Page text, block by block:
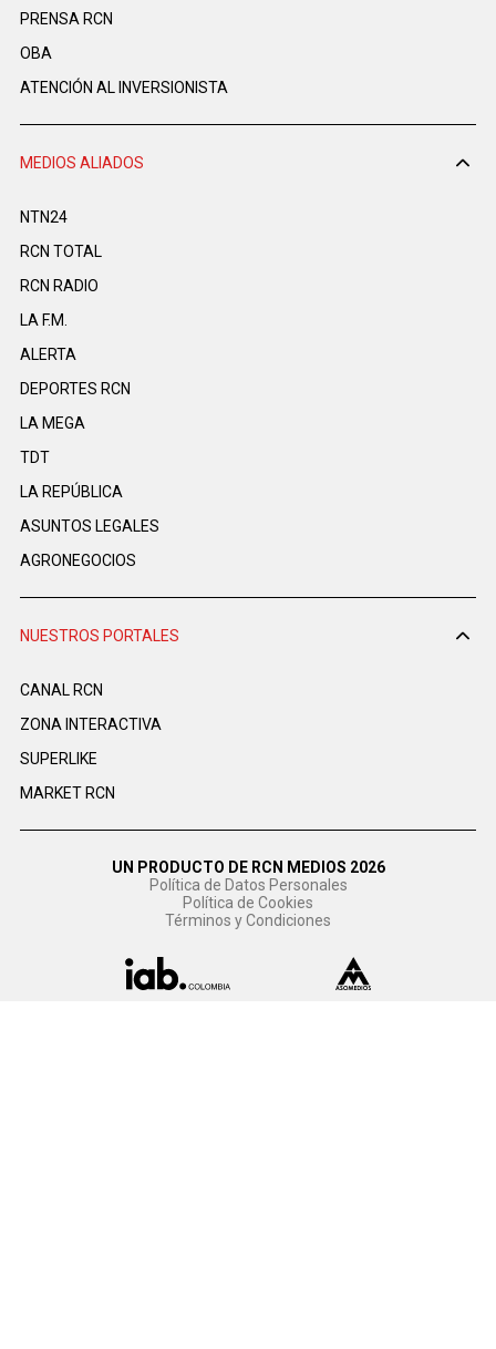
PRENSA RCN
OBA
ATENCIÓN AL INVERSIONISTA
MEDIOS ALIADOS
NTN24
RCN TOTAL
RCN RADIO
LA F.M.
ALERTA
DEPORTES RCN
LA MEGA
TDT
LA REPÚBLICA
ASUNTOS LEGALES
AGRONEGOCIOS
NUESTROS PORTALES
CANAL RCN
ZONA INTERACTIVA
SUPERLIKE
MARKET RCN
UN PRODUCTO DE RCN MEDIOS 2026
Política de Datos Personales
Política de Cookies
Términos y Condiciones